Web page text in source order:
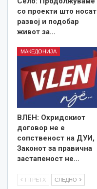
со проекти што носат
развој и подобар
живот за…
МАКЕДОНИЈА
ВЛЕН: Охридскиот
договор не е
сопственост на ДУИ,
Законот за правична
застапеност не…
ПТРЕТХ СЛЕДНО